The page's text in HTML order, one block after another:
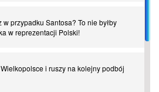
przypadku Santosa? To nie byłby
w reprezentacji Polski!
i ruszy na kolejny podbój